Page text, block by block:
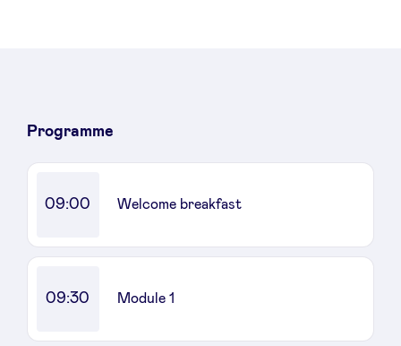
NXT Brussels - Groupe d'investissement
Pooling Services
Programme
09:00 Welcome breakfast
09:30 Module 1